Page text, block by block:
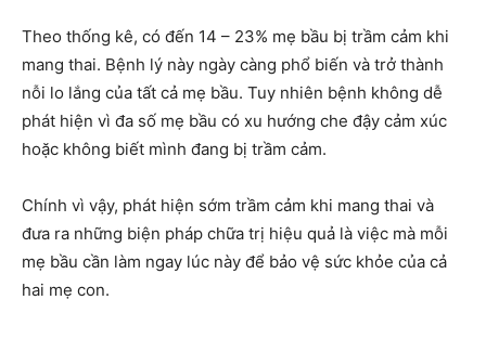
Theo thống kê, có đến 14 – 23% mẹ bầu bị trầm cảm khi
mang thai. Bệnh lý này ngày càng phổ biến và trở thành
nỗi lo lắng của tất cả mẹ bầu. Tuy nhiên bệnh không dễ
phát hiện vì đa số mẹ bầu có xu hướng che đậy cảm xúc
hoặc không biết mình đang bị trầm cảm.
Chính vì vậy, phát hiện sớm trầm cảm khi mang thai và
đưa ra những biện pháp chữa trị hiệu quả là việc mà mỗi
mẹ bầu cần làm ngay lúc này để bảo vệ sức khỏe của cả
hai mẹ con.